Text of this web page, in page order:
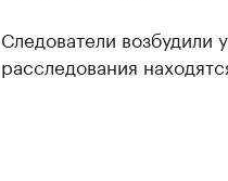
Следователи возбудили
расследования